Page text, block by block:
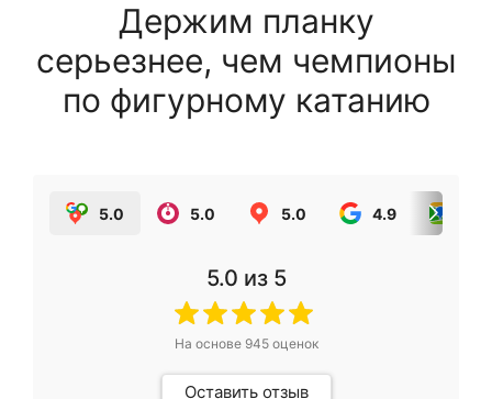
Держим планку
серьезнее, чем чемпионы
по фигурному катанию
5.0 5.0 5.0 4.9
5.0 из 5
На основе 945оценок
Оставить отзыв